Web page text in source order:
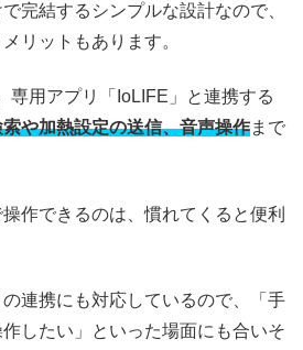
完結するシンプルな設計なので、
リットもあります。
専用アプリ「IoLIFE」と連携する
や加熱設定の送信、音声操作まで
作できるのは、慣れてくると便利
連携にも対応しているので、「手
したい」といった場面にも合いそ